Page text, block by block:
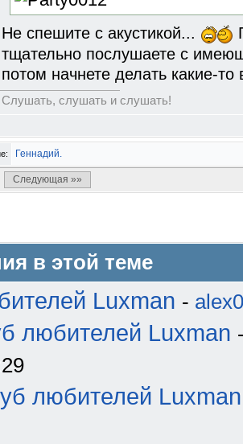
Не спешите с акустикой...
тщательно послушаете с
потом начнете делать какие-
Слушать, слушать и слушать!
Геннадий.
Следующая »»
в этой теме
Luxman -
любителей Luxman
любителей Luxman